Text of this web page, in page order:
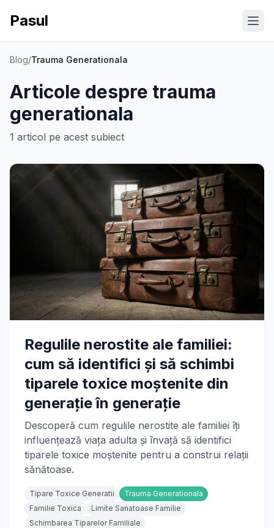
Pasul
Blog/Trauma Generationala
Articole despre trauma
generationala
1 articol pe acest subiect
Regulile nerostite ale familiei:
cum să identifici și să schimbi
tiparele toxice moștenite din
generație în generație
Descoperă cum regulile nerostite ale familiei îți
influențează viața adulta și învață să identifici
tiparele toxice moștenite pentru a construi relații
sănătoase.
Tipare Toxice Generatii
Trauma Generationala
Familie Toxica
Limite Sanatoase Familie
Schimbarea Tiparelor Familiale